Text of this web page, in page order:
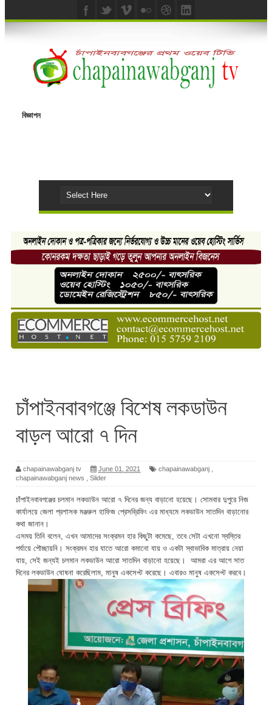
বিজ্ঞাপন
চাঁপাইনবাবগঞ্জে বিশেষ লকডাউন
বাড়ল আরো ৭ দিন
chapainawabganj tv June 01, 2021 chapainawabganj
chapainawabganj news
Slider
চাঁপাইনবাবগঞ্জের চলমান লকডাউন আরো ৭ দিনের জন্য বাড়ানো হয়েছে। সোমবার দুপুরে নিজ
কার্যালয়ে জেলা প্রশাসক মঞ্জরুল হাফিজ প্রেসব্রিফিং এর মাধ্যমে লকডাউন সাতদিন বাড়ানোর
কথা জানান।
এসময় তিনি বলেন, এখন আমাদের সংক্রমন হার কিছুটা কমেছে, তবে সেটা এখনো স্বস্তির
পর্যায়ে পৌচ্ছায়নি। সংক্রমন হার যাতে আরো কমানো যায় ও একটা স্বাভাবিক মাত্রায় নেয়া
যায়, সেই জন্যই চলমান লকডাউন আরো সাতদিন বাড়ানো হয়েছে। আমরা এর আগে সাত
দিনের লকডাউন ঘোষনা করেছিলাম, মানুষ একসেপ্ট করেছে। এবারও মানুষ একসেপ্ট করবে।